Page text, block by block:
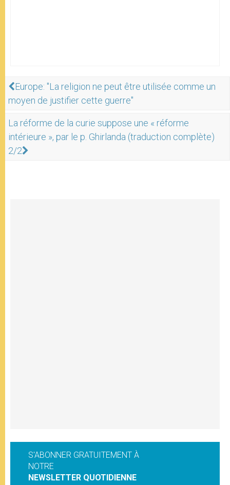
Europe: "La religion ne peut être utilisée comme un
moyen de justifier cette guerre"
La réforme de la curie suppose une « réforme
intérieure », par le p. Ghirlanda (traduction complète)
2/2
S'ABONNER GRATUITEMENT À
NOTRE
NEWSLETTER QUOTIDIENNE